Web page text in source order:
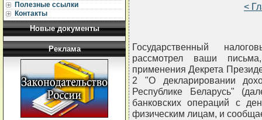
Полезные ссылки
Контакты
Новые документы
Реклама
<
Государственный
рассмотрел ваши
применения Декрета
2 "О декларировании
Республике Беларусь"
банковских операций с
физическим лицам, и